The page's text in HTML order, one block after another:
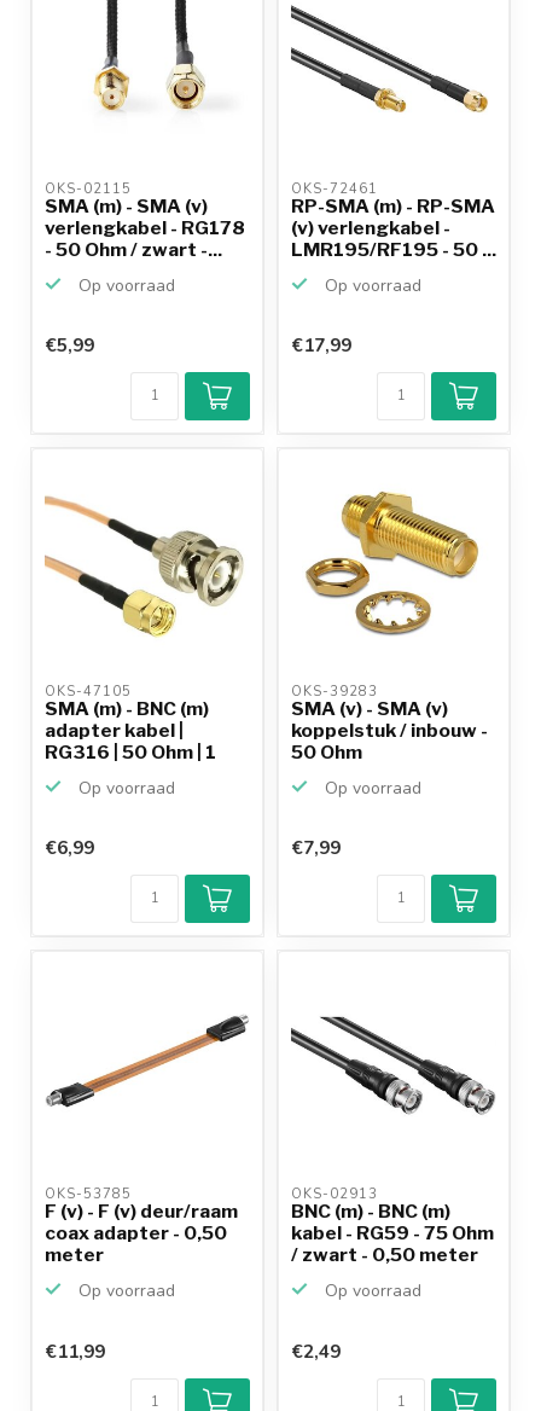
OKS-02115
SMA (m) - SMA (v)
verlengkabel - RG178
- 50 Ohm / zwart -...
Op voorraad
€5,99
OKS-72461
RP-SMA (m) - RP-SMA
(v) verlengkabel -
LMR195/RF195 - 50 ...
Op voorraad
€17,99
OKS-47105
SMA (m) - BNC (m)
adapter kabel |
RG316 | 50 Ohm | 1
Op voorraad
€6,99
OKS-39283
SMA (v) - SMA (v)
koppelstuk / inbouw -
50 Ohm
Op voorraad
9,2/10
Achteraf
betalen mogelijk
€7,99
OKS-53785
F (v) - F (v) deur/raam
coax adapter - 0,50
meter
Op voorraad
€11,99
OKS-02913
BNC (m) - BNC (m)
kabel - RG59 - 75 Ohm
/ zwart - 0,50 meter
Op voorraad
€2,49